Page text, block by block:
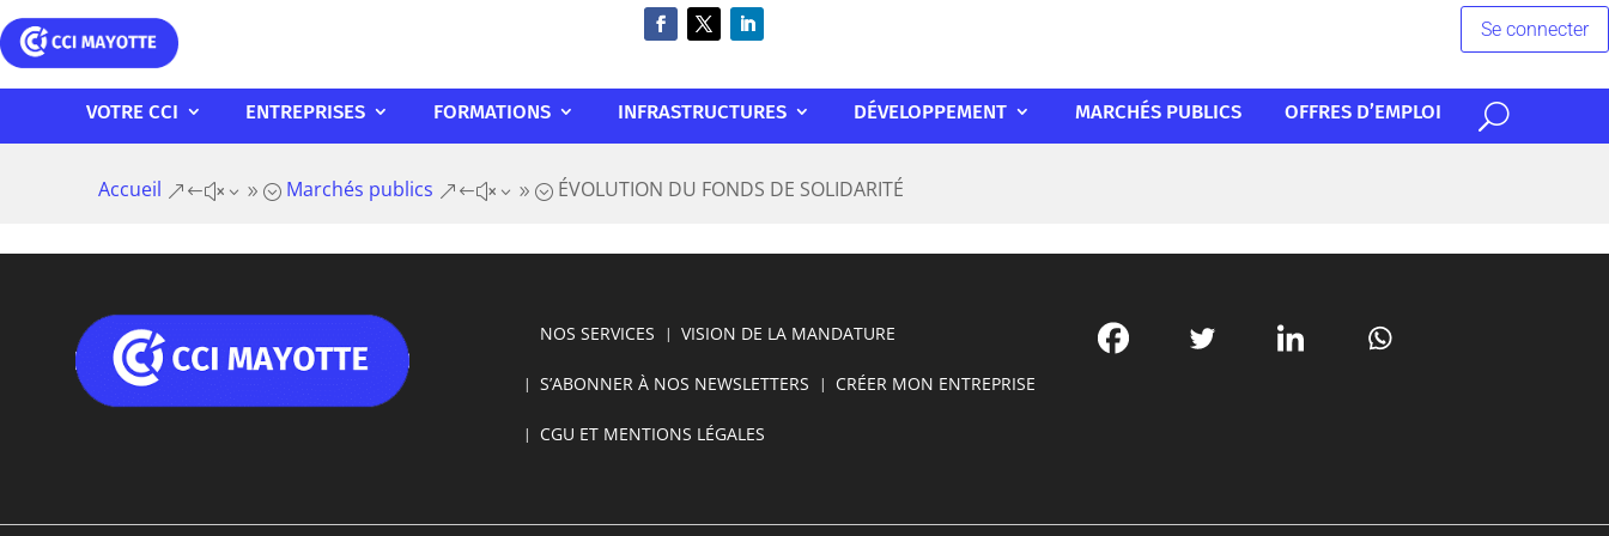
Se connecter
VOTRE CCI ENTREPRISES FORMATIONS INFRASTRUCTURES DÉVELOPPEMENT MARCHÉS PUBLICS OFFRES D’EMPLOI
Accueil &#x39; Marchés publics &#x39; ÉVOLUTION DU FONDS DE SOLIDARITÉ
NOS SERVICES VISION DE LA MANDATURE
S’ABONNER À NOS NEWSLETTERS CRÉER MON ENTREPRISE
CGU ET MENTIONS LÉGALES